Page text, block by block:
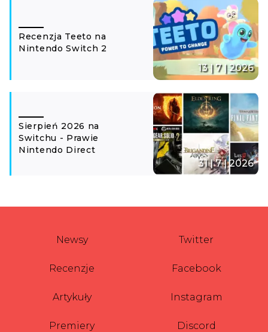
Recenzja Teeto na
Nintendo Switch 2
13 | 7 | 2026
Sierpień 2026 na
Switchu - Prawie
Nintendo Direct
31 | 7 | 2026
Newsy
Recenzje
Artykuły
Premiery
Twitter
Facebook
Instagram
Discord